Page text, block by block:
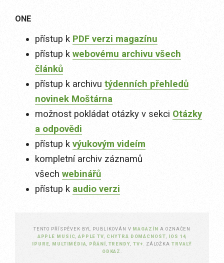
ONE
přístup k PDF verzi magazínu
přístup k webovému archivu všech
článků
přístup k archivu týdenních přehledů
novinek Moštárna
možnost pokládat otázky v sekci Otázky
a odpovědi
přístup k výukovým videím
kompletní archiv záznamů
všech webinářů
přístup k audio verzi
TENTO PŘÍSPĚVEK BYL PUBLIKOVÁN V MAGAZÍN A OZNAČEN
APPLE MUSIC APPLE TV CHYTRÁ DOMÁCNOST IOS 14,
IPURE
MULTIMÉDIA PŘÁNÍ TRENDY ,TV+ . ZÁLOŽKATRVALÝ
ODKAZ